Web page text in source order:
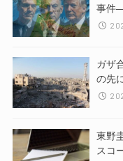
事件
ガザ
の先
東野
スコ